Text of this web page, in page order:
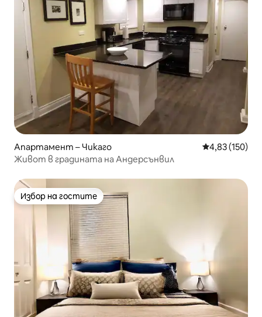
Апартамент – Чикаго Средна
4,83 (150)
Живот в градината на Андерсънвил
Избор на гостите
Избор на гостите